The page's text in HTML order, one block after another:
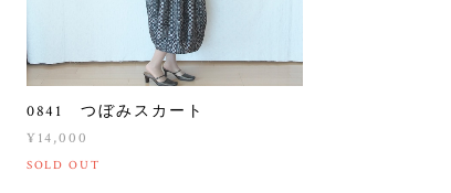
0841 つぼみスカート
¥14,000
SOLD OUT